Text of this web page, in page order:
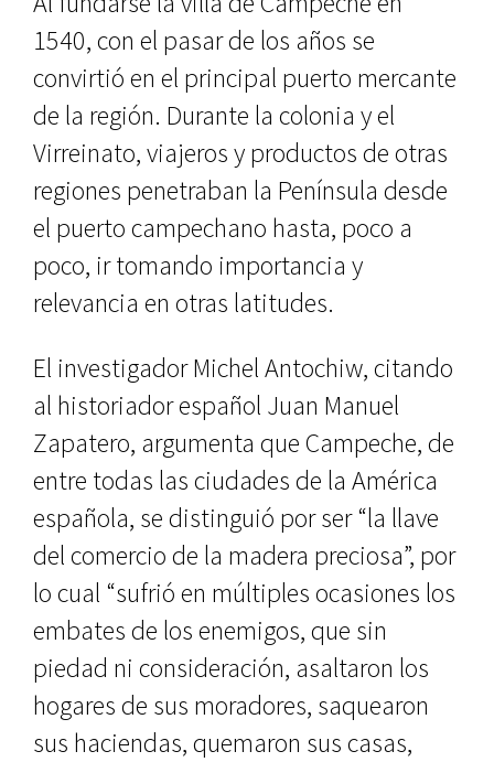
1540, con el pasar de los años se
convirtió en el principal puerto mer­cante
de la región. Durante la colonia y el
Virreinato, viajeros y productos de otras
regiones penetraban la Pe­nínsula desde
el puerto campechano hasta, poco a
poco, ir tomando impor­tancia y
relevancia en otras latitudes.
El investigador Michel Antochiw, citando
al historiador español Juan Manuel
Zapatero, argumenta que Campeche, de
entre todas las ciuda­des de la América
española, se distin­guió por ser “la llave
del comercio de la madera preciosa”, por
lo cual “su­frió en múltiples ocasiones los
emba­tes de los enemigos, que sin
piedad ni consideración, asaltaron los
hogares de sus moradores, saquearon
sus ha­ciendas, quemaron sus casas,